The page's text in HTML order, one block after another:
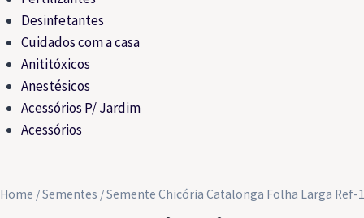
Desinfetantes
Cuidados com a casa
Anititóxicos
Anestésicos
Acessórios P/ Jardim
Acessórios
Home /Sementes / Semente Chicória Catalonga Folha Larga Ref-